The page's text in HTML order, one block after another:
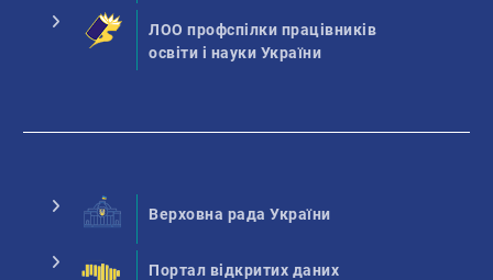
ЛОО профспілки працівників
освіти і науки України
Верховна рада України
Портал відкритих даних